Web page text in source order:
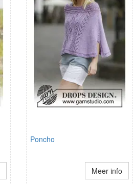
Poncho
Meer info